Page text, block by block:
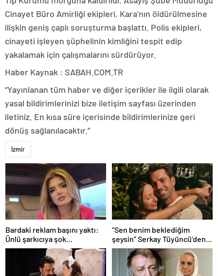
Cinayet Büro Amirliği ekipleri, Kara’nın öldürülmesine
ilişkin geniş çaplı soruşturma başlattı. Polis ekipleri,
cinayeti işleyen şüphelinin kimliğini tespit edip
yakalamak için çalışmalarını sürdürüyor.
Haber Kaynak : SABAH.COM.TR
“Yayınlanan tüm haber ve diğer içerikler ile ilgili olarak
yasal bildirimlerinizi bize iletişim sayfası üzerinden
iletiniz. En kısa süre içerisinde bildirimlerinize geri
dönüş sağlanılacaktır.”
İzmir
Bardaki reklam başını yaktı:
Ünlü şarkıcıya şok
soruşturma! Haberim yoktu…
“Sen benim beklediğim
şeysin” Serkay Tüyüncü’den
Zeynep Bastık’a aşk dolu 1. yıl
kutlaması!